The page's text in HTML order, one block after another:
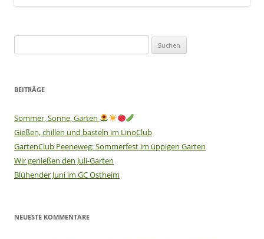
nach:
BEITRÄGE
Sommer, Sonne, Garten
Gießen, chillen und basteln im LinoClub
GartenClub Peeneweg: Sommerfest im üppigen Garten
Wir genießen den Juli-Garten
Blühender Juni im GC Ostheim
NEUESTE KOMMENTARE